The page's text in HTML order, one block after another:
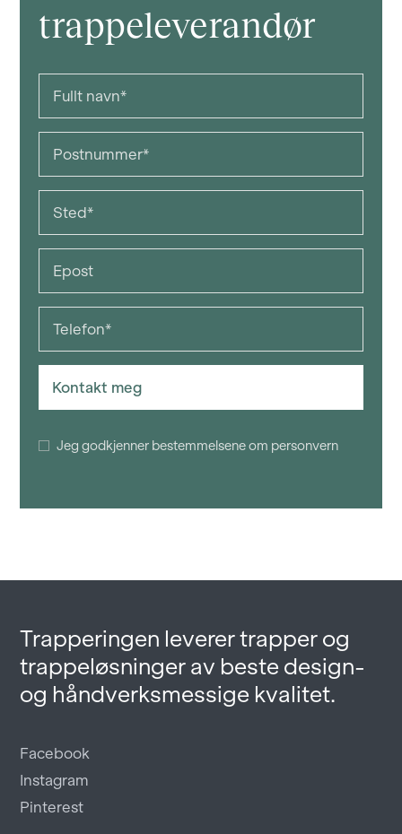
trappeleverandør
Jeg godkjenner bestemmelsene om personvern
Trapperingen leverer trapper og
trappeløsninger av beste design-
og håndverksmessige kvalitet.
Facebook
Instagram
Pinterest